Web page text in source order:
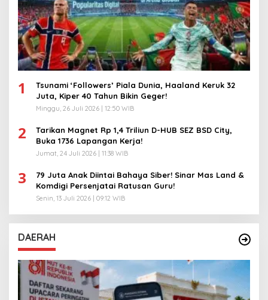
1
Tsunami ‘Followers’ Piala Dunia, Haaland Keruk 32
Juta, Kiper 40 Tahun Bikin Geger!
Minggu, 26 Juli 2026 | 12:50 WIB
2
Tarikan Magnet Rp 1,4 Triliun D-HUB SEZ BSD City,
Buka 1736 Lapangan Kerja!
Jumat, 24 Juli 2026 | 11:38 WIB
3
79 Juta Anak Diintai Bahaya Siber! Sinar Mas Land &
Komdigi Persenjatai Ratusan Guru!
Senin, 13 Juli 2026 | 09:12 WIB
DAERAH